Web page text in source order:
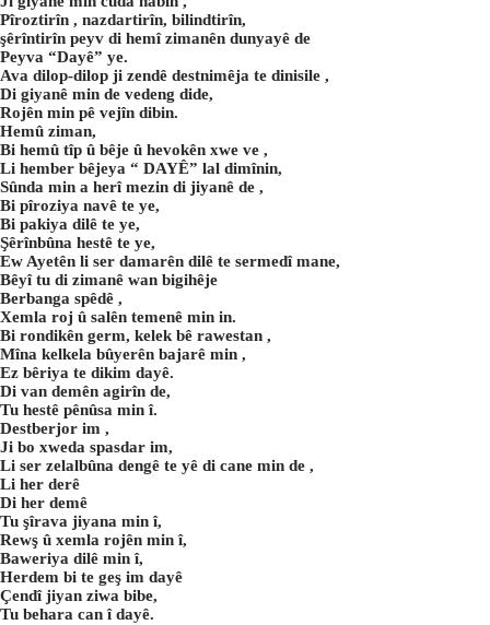
Pîroztirîn , nazdartirîn, bilindtirîn,
şêrîntirîn peyv di hemî zimanên dunyayê de
Peyva “Dayê” ye.
Ava dilop-dilop ji zendê destnimêja te dinisile ,
Di giyanê min de vedeng dide,
Rojên min pê vejîn dibin.
Hemû ziman,
Bi hemû tîp û bêje û hevokên xwe ve ,
Li hember bêjeya “ DAYÊ” lal dimînin,
Sûnda min a herî mezin di jiyanê de ,
Bi pîroziya navê te ye,
Bi pakiya dilê te ye,
Şêrînbûna hestê te ye,
Ew Ayetên li ser damarên dilê te sermedî mane,
Bêyî tu di zimanê wan bigihêje
Berbanga spêdê ,
Xemla roj û salên temenê min in.
Bi rondikên germ, kelek bê rawestan ,
Mîna kelkela bûyerên bajarê min ,
Ez bêriya te dikim dayê.
Di van demên agirîn de,
Tu hestê pênûsa min î.
Destberjor im ,
Ji bo xweda spasdar im,
Li ser zelalbûna dengê te yê di cane min de ,
Li her derê
Di her demê
Tu şîrava jiyana min î,
Rewş û xemla rojên min î,
Baweriya dilê min î,
Herdem bi te geş im dayê
Çendî jiyan ziwa bibe,
Tu behara can î dayê.